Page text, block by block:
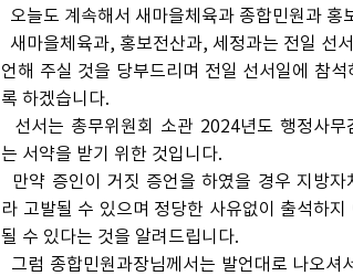
오늘도 계속해서 새마을체육과 종합민원과
새마을체육과, 홍보전산과, 세정과는 전일 선
언해 주실 것을 당부드리며 전일 선서일에 참
록 하겠습니다.
선서는 총무위원회 소관 2024년도 행정사
는 서약을 받기 위한 것입니다.
만약 증인이 거짓 증언을 하였을 경우 지방
라 고발될 수 있으며 정당한 사유없이 출석하
될 수 있다는 것을 알려드립니다.
그럼 종합민원과장님께서는 발언대로 나오